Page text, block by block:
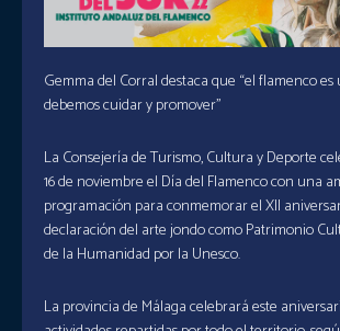
Gemma del Corral destaca que “el flamenco
debemos cuidar y promover”
La Consejería de Turismo, Cultura y Deporte
16 de noviembre el Día del Flamenco con una
programación para conmemorar el XII
declaración del arte jondo como Patrimonio
de la Humanidad por la Unesco.
La provincia de Málaga celebrará este